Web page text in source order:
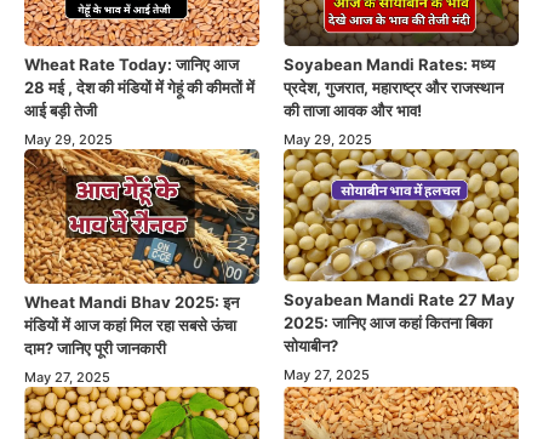
Wheat Rate Today: जानिए आज
28 मई , देश की मंडियों में गेहूं की कीमतों में
आई बड़ी तेजी
May 29, 2025
Soyabean Mandi Rates: मध्य
प्रदेश, गुजरात, महाराष्ट्र और राजस्थान
की ताजा आवक और भाव!
May 29, 2025
Wheat Mandi Bhav 2025: इन
मंडियों में आज कहां मिल रहा सबसे ऊंचा
दाम? जानिए पूरी जानकारी
May 27, 2025
Soyabean Mandi Rate 27 May
2025: जानिए आज कहां कितना बिका
सोयाबीन?
May 27, 2025